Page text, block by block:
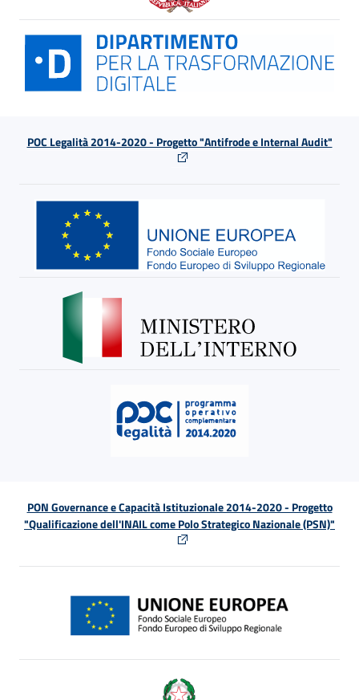
POC Legalità 2014-2020 - Progetto "Antifrode e Internal Audit"
PON Governance e Capacità Istituzionale 2014-2020 - Progetto
"Qualificazione dell'INAIL come Polo Strategico Nazionale (PSN)"